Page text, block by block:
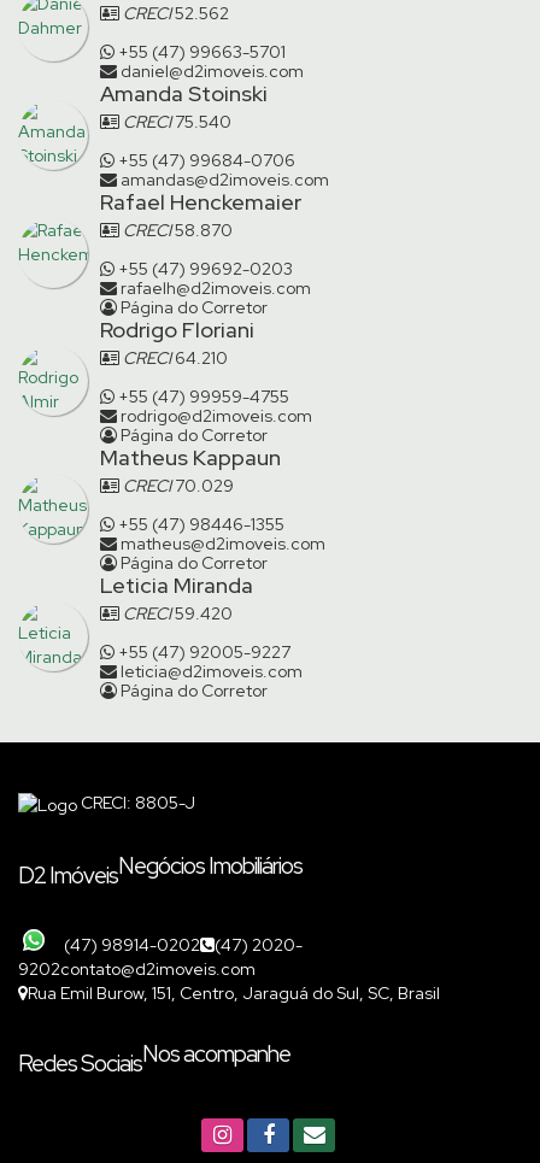
CRECI52.562
+55 (47) 99663-5701
daniel@d2imoveis.com
Amanda Stoinski
CRECI75.540
+55 (47) 99684-0706
amandas@d2imoveis.com
Rafael Henckemaier
CRECI58.870
+55 (47) 99692-0203
rafaelh@d2imoveis.com
Página do Corretor
Rodrigo Floriani
CRECI64.210
+55 (47) 99959-4755
rodrigo@d2imoveis.com
Página do Corretor
Matheus Kappaun
CRECI70.029
+55 (47) 98446-1355
matheus@d2imoveis.com
Página do Corretor
Leticia Miranda
CRECI59.420
+55 (47) 92005-9227
leticia@d2imoveis.com
Página do Corretor
CRECI: 8805-J
D2 ImóveisNegócios Imobiliários
(47) 98914-0202
(47) 2020-
9202contato@d2imoveis.com
Rua Emil Burow, 151 Centro Jaraguá do Sul SC Brasil
Redes SociaisNos acompanhe